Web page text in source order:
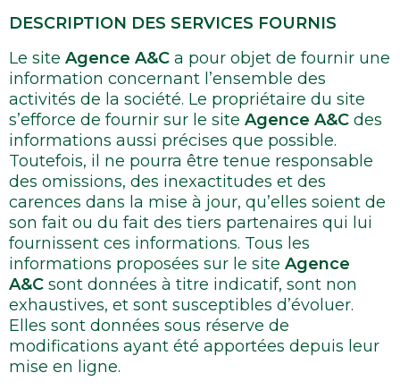
DESCRIPTION DES SERVICES FOURNIS
Le site Agence A&C a pour objet de fournir une
information concernant l’ensemble des
activités de la société. Le propriétaire du site
s’efforce de fournir sur le site Agence A&C des
informations aussi précises que possible.
Toutefois, il ne pourra être tenue responsable
des omissions, des inexactitudes et des
carences dans la mise à jour, qu’elles soient de
son fait ou du fait des tiers partenaires qui lui
fournissent ces informations. Tous les
informations proposées sur le site Agence
A&C sont données à titre indicatif, sont non
exhaustives, et sont susceptibles d’évoluer.
Elles sont données sous réserve de
modifications ayant été apportées depuis leur
mise en ligne.